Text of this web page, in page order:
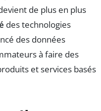
de plus en plus
des technologies
des données
à faire des
et services basés